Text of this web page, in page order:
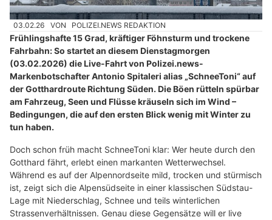
03.02.26 VON POLIZEI.NEWS REDAKTION
Frühlingshafte 15 Grad, kräftiger Föhnsturm und trockene
Fahrbahn: So startet an diesem Dienstagmorgen
(03.02.2026) die Live-Fahrt von Polizei.news-
Markenbotschafter Antonio Spitaleri alias „SchneeToni“ auf
der Gotthardroute Richtung Süden. Die Böen rütteln spürbar
am Fahrzeug, Seen und Flüsse kräuseln sich im Wind –
Bedingungen, die auf den ersten Blick wenig mit Winter zu
tun haben.
Doch schon früh macht SchneeToni klar: Wer heute durch den
Gotthard fährt, erlebt einen markanten Wetterwechsel.
Während es auf der Alpennordseite mild, trocken und stürmisch
ist, zeigt sich die Alpensüdseite in einer klassischen Südstau-
Lage mit Niederschlag, Schnee und teils winterlichen
Strassenverhältnissen. Genau diese Gegensätze will er live